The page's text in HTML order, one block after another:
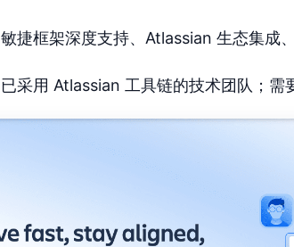
敏捷框架深度支持、Atlassian 生态集成
已采用 Atlassian 工具链的技术团队；需